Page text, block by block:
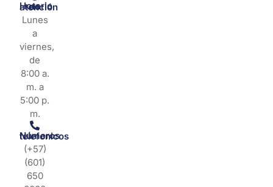
Horario de atención
Lunes
a
viernes,
de
8:00 a.
m. a
5:00 p.
m.
Números telefonicos
(+57)
(601)
650